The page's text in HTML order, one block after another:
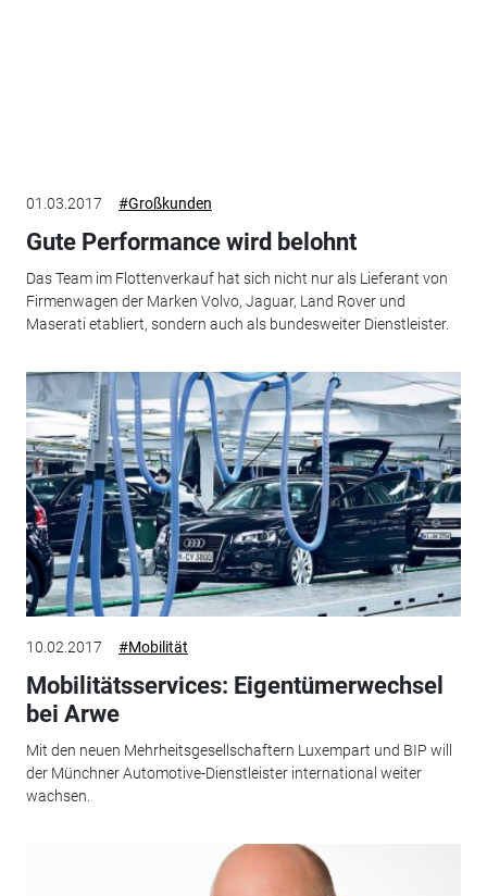
01.03.2017 #Großkunden
Gute Performance wird belohnt
Das Team im Flottenverkauf hat sich nicht nur als Lieferant von
Firmenwagen der Marken Volvo, Jaguar, Land Rover und
Maserati etabliert, sondern auch als bundesweiter Dienstleister.
10.02.2017 #Mobilität
Mobilitätsservices: Eigentümerwechsel
bei Arwe
Mit den neuen Mehrheitsgesellschaftern Luxempart und BIP will
der Münchner Automotive-Dienstleister international weiter
wachsen.